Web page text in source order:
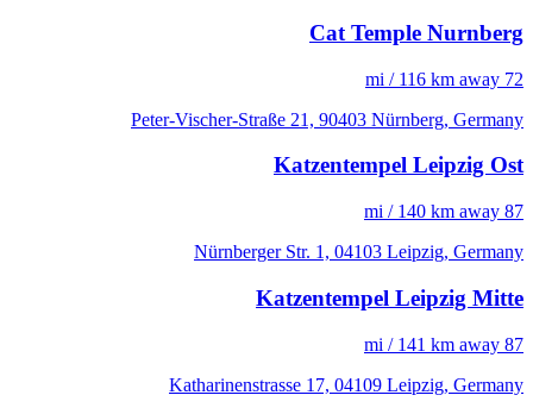
Cat Temple Nurnberg
72 mi / 116 km away
Peter-Vischer-Straße 21, 90403 Nürnberg, Germany
Katzentempel Leipzig Ost
87 mi / 140 km away
Nürnberger Str. 1, 04103 Leipzig, Germany
Katzentempel Leipzig Mitte
87 mi / 141 km away
Katharinenstrasse 17, 04109 Leipzig, Germany